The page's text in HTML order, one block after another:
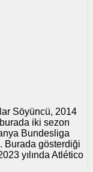
Söyüncü, 2014
iki sezon
Bundesliga
Burada gösterdiği
yılında Atlético